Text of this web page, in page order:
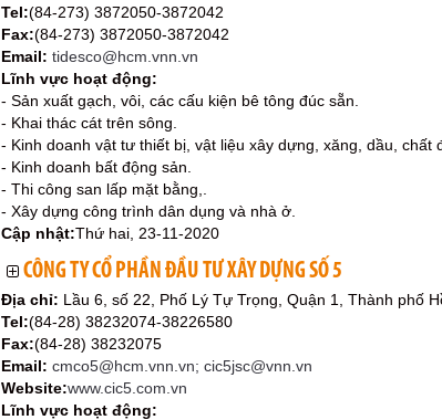
Tel:(84-273) 3872050-3872042
Fax:(84-273) 3872050-3872042
Email: tidesco@hcm.vnn.vn
Lĩnh vực hoạt động:
- Sản xuất gạch, vôi, các cấu kiện bê tông đúc sẵn.
- Khai thác cát trên sông.
- Kinh doanh vật tư thiết bị, vật liệu xây dựng, xăng, dầu, chất
- Kinh doanh bất động sản.
- Thi công san lấp mặt bằng,.
- Xây dựng công trình dân dụng và nhà ở.
Cập nhật:Thứ hai, 23-11-2020
CÔNG TY CỔ PHẦN ĐẦU TƯ XÂY DỰNG SỐ 5
Địa chỉ: Lầu 6, số 22, Phố Lý Tự Trọng, Quận 1, Thành phố
Tel:(84-28) 38232074-38226580
Fax:(84-28) 38232075
Email: cmco5@hcm.vnn.vn; cic5jsc@vnn.vn
Website:www.cic5.com.vn
Lĩnh vực hoạt động: